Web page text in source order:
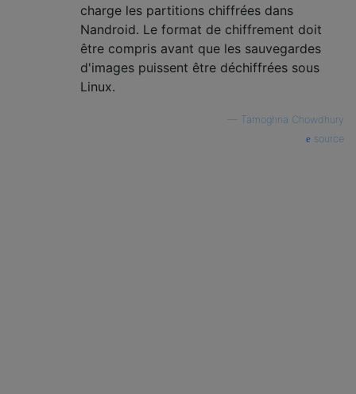
charge les partitions chiffrées dans
Nandroid. Le format de chiffrement doit
être compris avant que les sauvegardes
d'images puissent être déchiffrées sous
Linux.
Tamoghna Chowdhury
source